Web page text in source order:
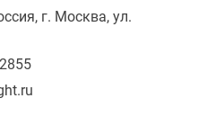
г. Москва, ул.